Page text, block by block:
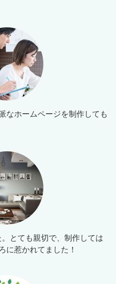
なホームページを制作しても
とても親切で、制作しては
に惹かれてました！